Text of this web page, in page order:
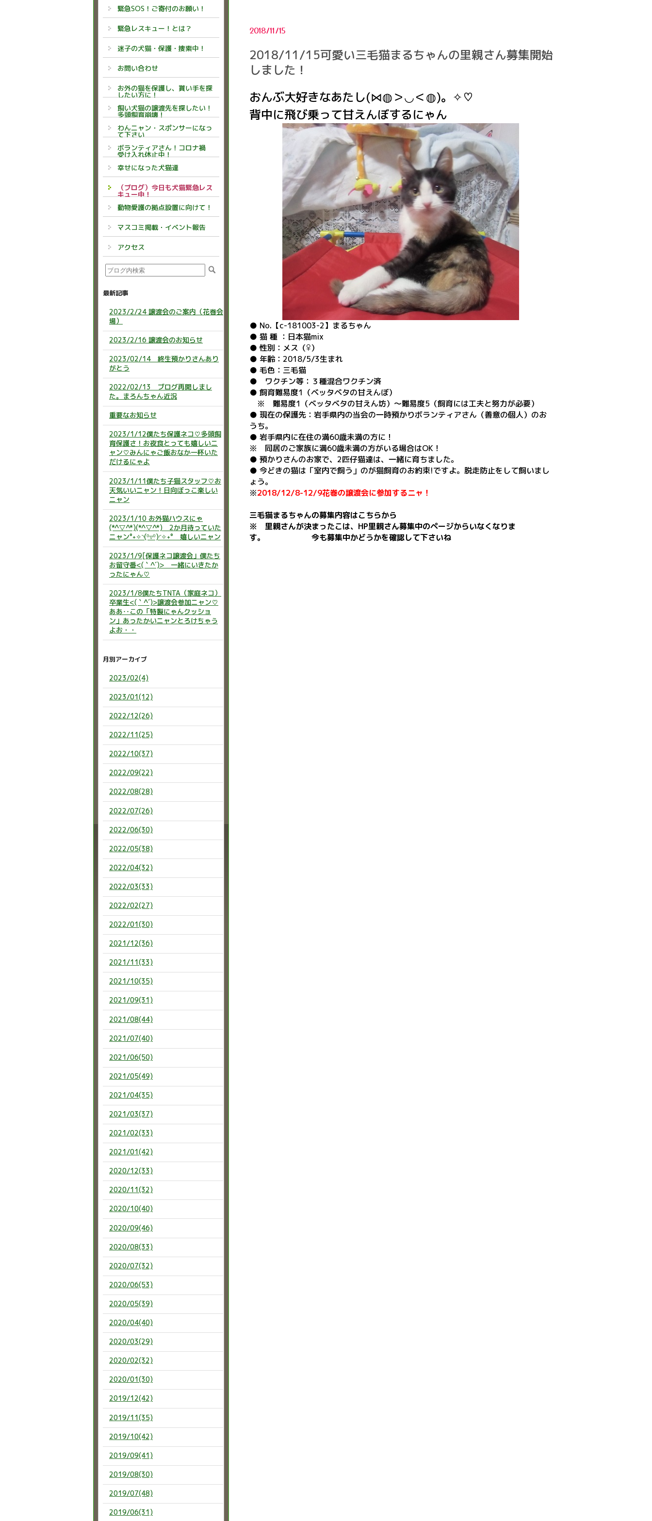
2018/11/15
2018/11/15可愛い三毛猫まるちゃんの里親さん募集開始
しました！
おんぶ大好きなあたし(⋈◍＞◡＜◍)。✧♡
背中に飛び乗って甘えんぼするにゃん
● No.【c-181003-2】まるちゃん
● 猫 種 ：日本猫mix
● 性別：メス（♀）
● 年齢：2018/5/3生まれ
● 毛色：三毛猫
● ワクチン等：３種混合ワクチン済
● 飼育難易度1（ベッタベタの甘えんぼ）
※ 難易度1（ベッタベタの甘えん坊）～難易度5（飼育には工夫と努力が必要）
● 現在の保護先：岩手県内の当会の一時預かりボランティアさん（善意の個人）のお
うち。
● 岩手県内に在住の満60歳未満の方に！
※ 同居のご家族に満60歳未満の方がいる場合はOK！
● 預かりさんのお家で、2匹仔猫達は、一緒に育ちました。
● 今どきの猫は「室内で飼う」のが猫飼育のお約束!ですよ。脱走防止をして飼いまし
ょう。
※2018/12/8-12/9花巻の譲渡会に参加するニャ！
三毛猫まるちゃんの募集内容はこちらから
※ 里親さんが決まったこは、HP里親さん募集中のページからいなくなりま
す。 今も募集中かどうかを確認して下さいね
緊急SOS！ご寄付のお願い！
緊急レスキュー！とは？
迷子の犬猫・保護・捜索中！
お問い合わせ
お外の猫を保護し、貰い手を探
したい方に！
飼い犬猫の譲渡先を探したい！
多頭飼育崩壊！
わんニャン・スポンサーになっ
て下さい
ボランティアさん！コロナ禍
受け入れ休止中！
幸せになった犬猫達
（ブログ）今日も犬猫緊急レス
キュー中！
動物愛護の拠点設置に向けて！
マスコミ掲載・イベント報告
アクセス
最新記事
2023/2/24 譲渡会のご案内（花巻会
場）
2023/2/16 譲渡会のお知らせ
2023/02/14 終生預かりさんあり
がとう
2022/02/13 ブログ再開しまし
た。まろんちゃん近況
重要なお知らせ
2023/1/12僕たち保護ネコ♡多頭飼
育保護さ！お夜食とっても嬉しいニ
ャン♡みんにゃご飯おなか一杯いた
だけるにゃよ
2023/1/11僕たち子猫スタッフ♡お
天気いいニャン！日向ぼっこ楽しい
ニャン
2023/1/10 お外猫ハウスにゃ
(*^▽^*)(*^▽^*) 2か月待っていた
ニャン°˖✧◝(⁰▿⁰)◜✧˖° 嬉しいニャン
2023/1/9[保護ネコ譲渡会」僕たち
お留守番<(｀^´)> 一緒にいきたか
ったにゃん♡
2023/1/8僕たちTNTA（家庭ネコ）
卒業生<(｀^´)>譲渡会参加ニャン♡
ああ‥この「特製にゃんクッショ
ン」あったかいニャンとろけちゃう
よお・・
月別アーカイブ
2023/02(4)
2023/01(12)
2022/12(26)
2022/11(25)
2022/10(37)
2022/09(22)
2022/08(28)
2022/07(26)
2022/06(30)
2022/05(38)
2022/04(32)
2022/03(33)
2022/02(27)
2022/01(30)
2021/12(36)
2021/11(33)
2021/10(35)
2021/09(31)
2021/08(44)
2021/07(40)
2021/06(50)
2021/05(49)
2021/04(35)
2021/03(37)
2021/02(33)
2021/01(42)
2020/12(33)
2020/11(32)
2020/10(40)
2020/09(46)
2020/08(33)
2020/07(32)
2020/06(53)
2020/05(39)
2020/04(40)
2020/03(29)
2020/02(32)
2020/01(30)
2019/12(42)
2019/11(35)
2019/10(42)
2019/09(41)
2019/08(30)
2019/07(48)
2019/06(31)